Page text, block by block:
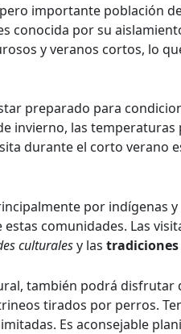
importante población
conocida por su
y veranos cortos, lo
preparado para
invierno, las
durante el corto verano
por indígenas
comunidades. Las
culturalesy las
también podrá disfrutar
tirados por perros.
Es aconsejable